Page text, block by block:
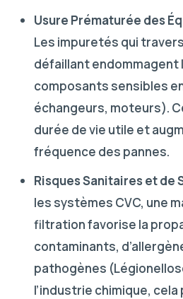
Usure Prématurée des
Les impuretés qui
défaillant endommagent
composants sensibles
échangeurs, moteurs).
durée de vie utile et
fréquence des pannes.
Risques Sanitaires et de
les systèmes CVC, une
filtration favorise la
contaminants,
pathogènes
l’industrie chimique, cela